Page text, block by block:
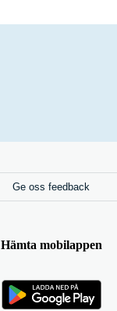
Ge oss feedback
Hämta mobilappen